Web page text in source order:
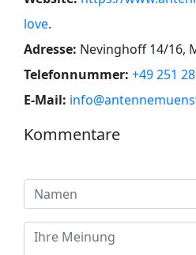
love.
Adresse: Nevinghoff 14/16,
Telefonnummer: +49 251
E-Mail:
Kommentare